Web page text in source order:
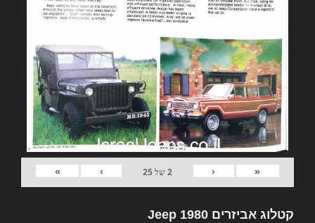
«
‹
2של25
›
»
קטלוג אביזרים Jeep 1980